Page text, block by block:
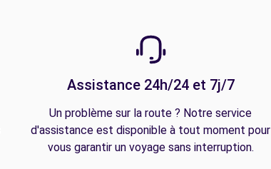
Assistance 24h/24 et 7j/7
Un problème sur la route ? Notre service
d'assistance est disponible à tout moment pour
vous garantir un voyage sans interruption.